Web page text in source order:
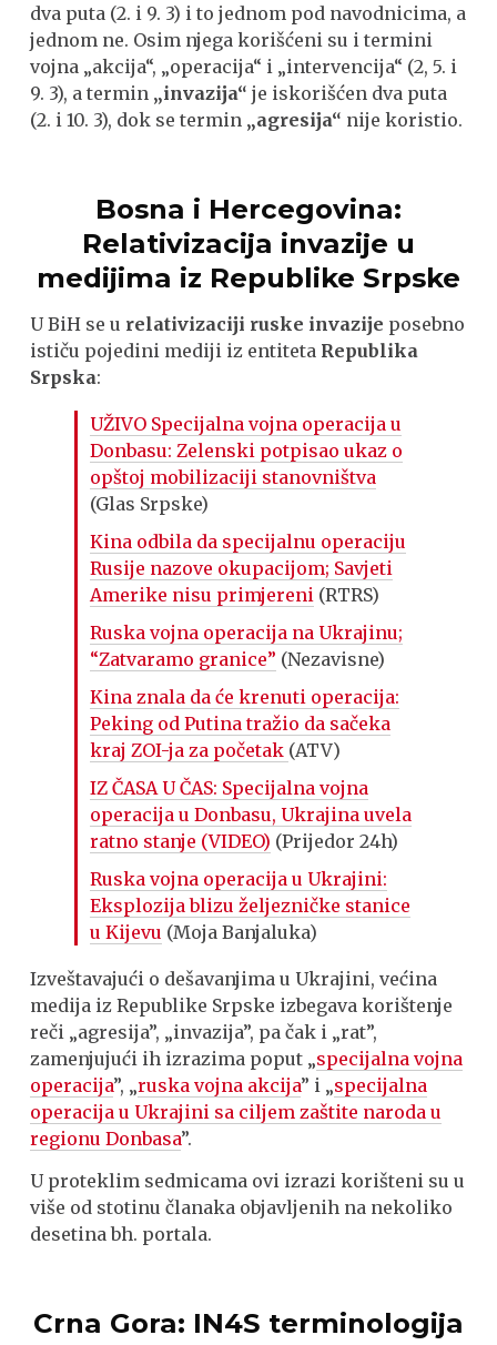
dva puta (2. i 9. 3) i to jednom pod navodnicima, a
jednom ne. Osim njega korišćeni su i termini
vojna „akcija“, „operacija“ i „intervencija“ (2, 5. i
9. 3), a termin „invazija“ je iskorišćen dva puta
(2. i 10. 3), dok se termin „agresija“ nije koristio.
Bosna i Hercegovina:
Relativizacija invazije u
medijima iz Republike Srpske
U BiH se u relativizaciji ruske invazije posebno
ističu pojedini mediji iz entiteta Republika
Srpska:
UŽIVO Specijalna vojna operacija u
Donbasu: Zelenski potpisao ukaz o
opštoj mobilizaciji stanovništva
(Glas Srpske)
Kina odbila da specijalnu operaciju
Rusije nazove okupacijom; Savjeti
Amerike nisu primjereni(RTRS)
Ruska vojna operacija na Ukrajinu;
“Zatvaramo granice” (Nezavisne)
Kina znala da će krenuti operacija:
Peking od Putina tražio da sačeka
kraj ZOI-ja za početak (ATV)
IZ ČASA U ČAS: Specijalna vojna
operacija u Donbasu, Ukrajina uvela
ratno stanje (VIDEO) (Prijedor 24h)
Ruska vojna operacija u Ukrajini:
Eksplozija blizu željezničke stanice
u Kijevu (Moja Banjaluka)
Izveštavajući o dešavanjima u Ukrajini, većina
medija iz Republike Srpske izbegava korištenje
reči „agresija”, „invazija”, pa čak i „rat”,
zamenjujući ih izrazima poput „specijalna vojna
operacija”, „ruska vojna akcija” i „specijalna
operacija u Ukrajini sa ciljem zaštite naroda u
regionu Donbasa”.
U proteklim sedmicama ovi izrazi korišteni su u
više od stotinu članaka objavljenih na nekoliko
desetina bh. portala.
Crna Gora: IN4S terminologija